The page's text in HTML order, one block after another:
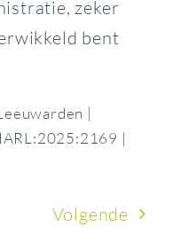
zeker
bent
|
|
Volgende